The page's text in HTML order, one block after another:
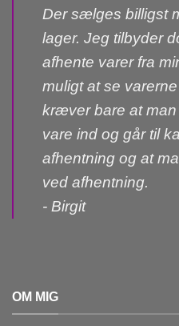
Der sælges billigst
lager. Jeg tilbyder
afhente varer fra
muligt at se
kræver bare at
vare ind og går til
afhentning og at
ved afhentning.
- Birgit
OM MIG